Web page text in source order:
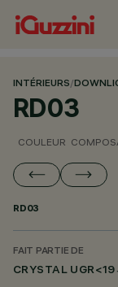
INTÉRIEURS/
RD03
COULEUR
RD03
FAIT PARTIE DE
CRYSTAL UGR<19